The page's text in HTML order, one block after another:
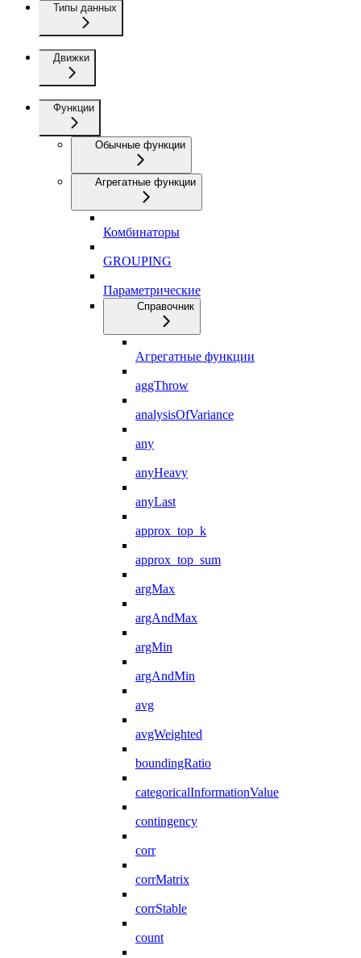
Типы данных
Движки
Функции
Обычные функции
Агрегатные функции
Комбинаторы
GROUPING
Параметрические
Справочник
Агрегатные функции
aggThrow
analysisOfVariance
any
anyHeavy
anyLast
approx_top_k
approx_top_sum
argMax
argAndMax
argMin
argAndMin
avg
avgWeighted
boundingRatio
categoricalInformationValue
contingency
corr
corrMatrix
corrStable
count